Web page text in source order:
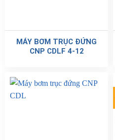
MÁY BƠM TRỤC ĐỨNG
CNP CDLF 4-12